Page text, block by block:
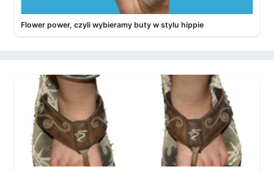
Flower power, czyli wybieramy buty w stylu hippie